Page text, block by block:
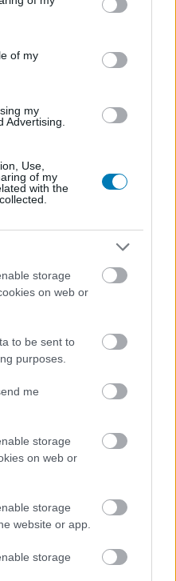
and its third-party tags to
purposes in below Google
of my
my
Advertising.
Use,
of my
with the
storage
on web or
to be sent to
purposes.
me
storage
on web or
storage
website or app.
storage
az
a loot boxok
NHL játékok loot
az EA.
Electronic Arts nyakába a
miatt, ezekben pedig
vásárolható ládái és
FIFA Ultimate Teamben
állt ezért bele az EA-
is per indult a kiadó ellen.
ugyanis most épp